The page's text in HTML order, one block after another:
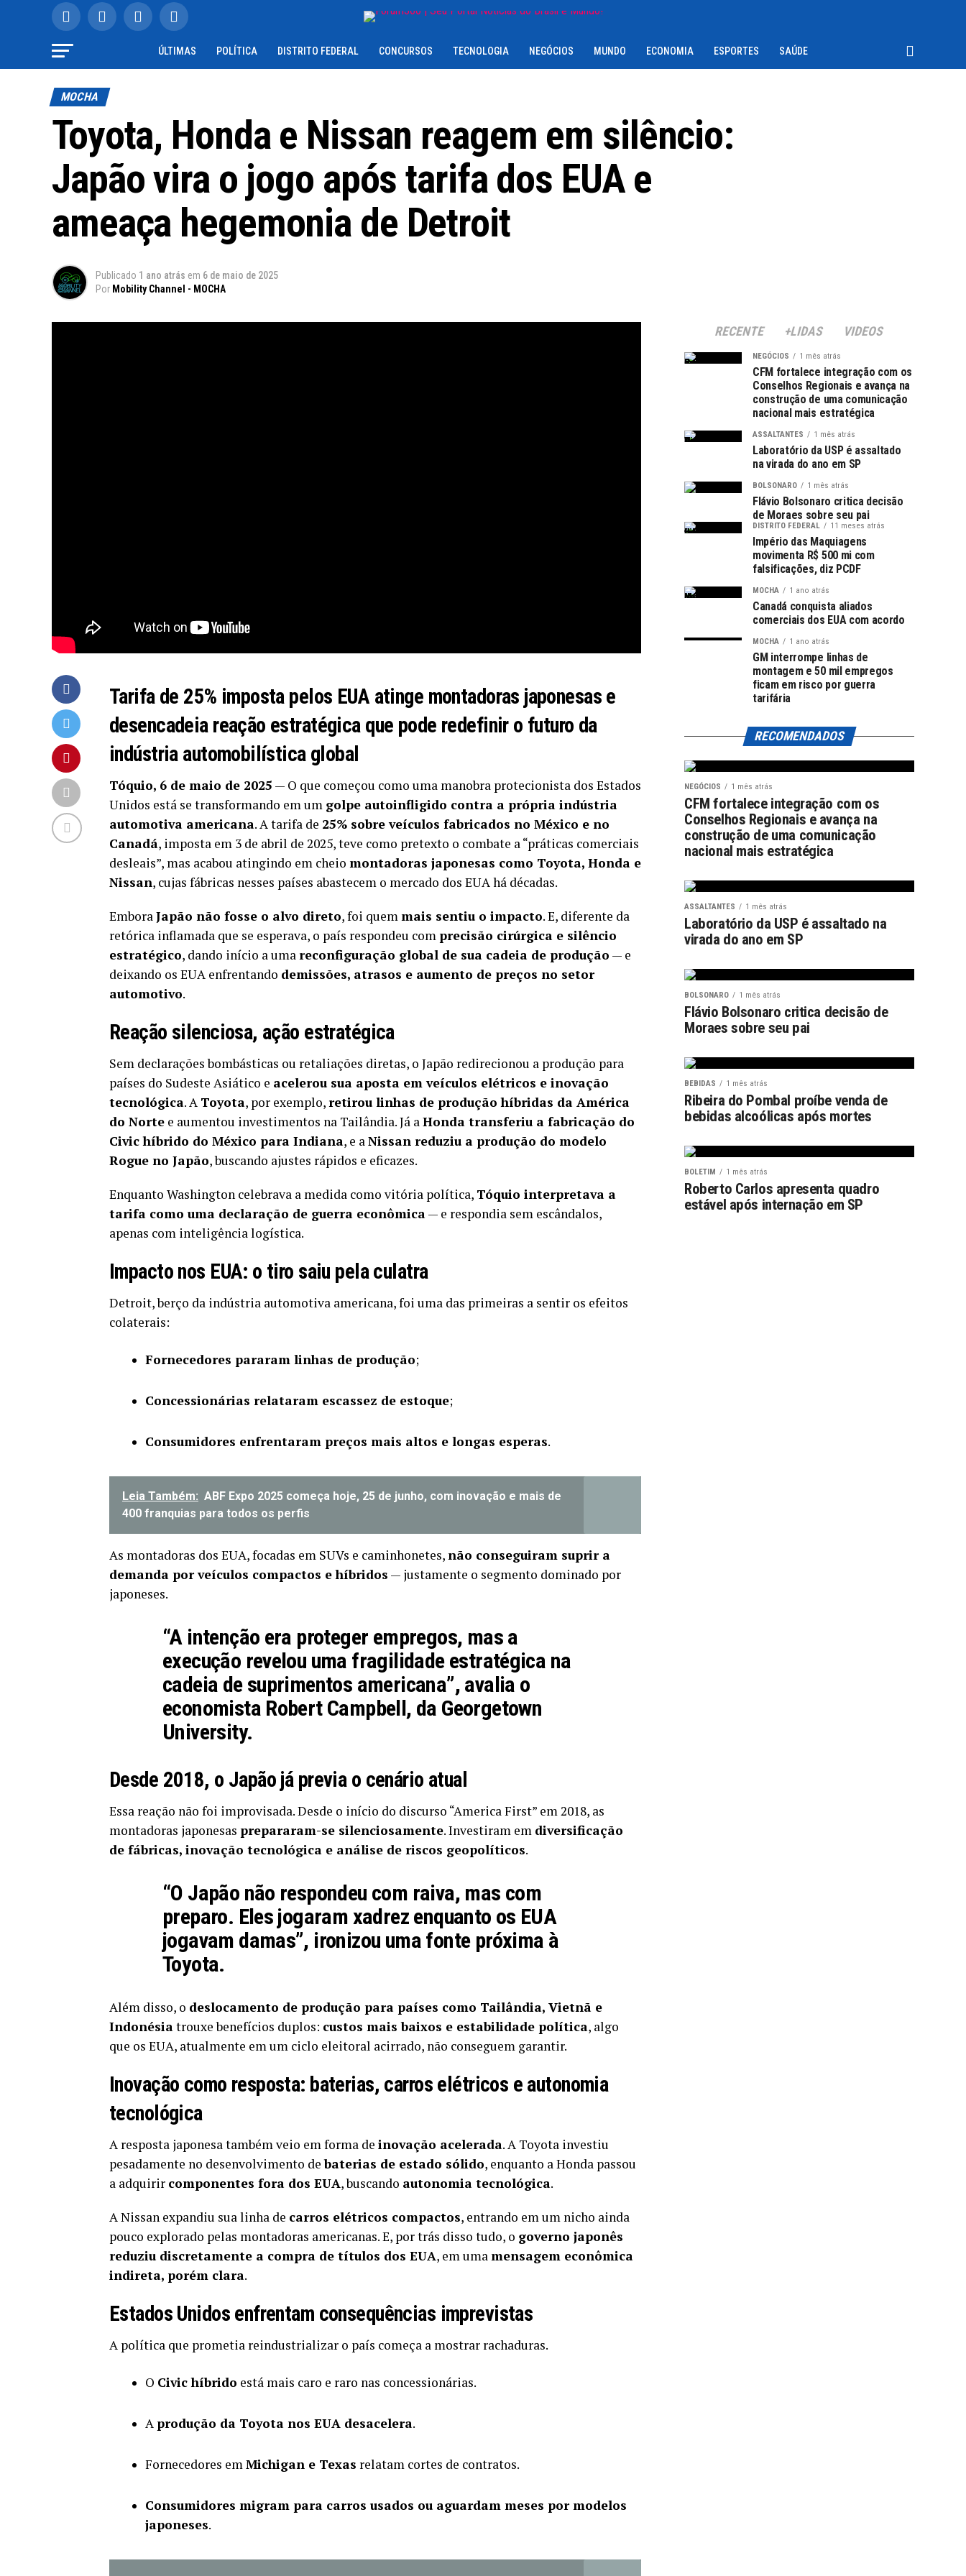
ÚLTIMAS POLÍTICA DISTRITO FEDERAL CONCURSOS TECNOLOGIA NEGÓCIOS MUNDO ECONOMIA ESPORTES SAÚDE
MOCHA
Toyota, Honda e Nissan reagem em silêncio:
Japão vira o jogo após tarifa dos EUA e
ameaça hegemonia de Detroit
Publicado 1 ano atrás em 6 de maio de 2025
Por Mobility Channel - MOCHA
Tarifa de 25% imposta pelos EUA atinge montadoras japonesas e
desencadeia reação estratégica que pode redefinir o futuro da
indústria automobilística global
Tóquio, 6 de maio de 2025 — O que começou como uma manobra protecionista dos Estados
Unidos está se transformando em um golpe autoinfligido contra a própria indústria
automotiva americana. A tarifa de 25% sobre veículos fabricados no México e no
Canadá, imposta em 3 de abril de 2025, teve como pretexto o combate a “práticas comerciais
desleais”, mas acabou atingindo em cheio montadoras japonesas como Toyota, Honda e
Nissan, cujas fábricas nesses países abastecem o mercado dos EUA há décadas.
EmboraJapão não fosse o alvo direto, foi quemmais sentiu o impacto. E, diferente da
retórica inflamada que se esperava, o país respondeu com precisão cirúrgica e silêncio
estratégico, dando início a umareconfiguração global de sua cadeia de produção — e
deixando os EUA enfrentando demissões, atrasos e aumento de preços no setor
automotivo.
Reação silenciosa, ação estratégica
Sem declarações bombásticas ou retaliações diretas, o Japão redirecionou a produção para
países do Sudeste Asiático e acelerou sua aposta em veículos elétricos e inovação
tecnológica. A Toyota, por exemplo,retirou linhas de produção híbridas da América
do Norte e aumentou investimentos na Tailândia. Já aHonda transferiu a fabricação do
Civic híbrido do México para Indiana, e aNissan reduziu a produção do modelo
Rogue no Japão, buscando ajustes rápidos e eficazes.
Enquanto Washington celebrava a medida como vitória política, Tóquio interpretava a
tarifa como uma declaração de guerra econômica— e respondia sem escândalos,
apenas com inteligência logística.
Impacto nos EUA: o tiro saiu pela culatra
Detroit, berço da indústria automotiva americana, foi uma das primeiras a sentir os efeitos
colaterais:
Fornecedores pararam linhas de produção;
Concessionárias relataram escassez de estoque;
Consumidores enfrentaram preços mais altos e longas esperas.
Leia Também: ABF Expo 2025 começa hoje, 25 de junho, com inovação e mais de
400 franquias para todos os perfis
As montadoras dos EUA, focadas em SUVs e caminhonetes,não conseguiram suprir a
demanda por veículos compactos e híbridos — justamente o segmento dominado por
japoneses.
“A intenção era proteger empregos, mas a
execução revelou uma fragilidade estratégica na
cadeia de suprimentos americana”, avalia o
economista Robert Campbell, da Georgetown
University.
Desde 2018, o Japão já previa o cenário atual
Essa reação não foi improvisada. Desde o início do discurso “America First” em 2018, as
montadoras japonesas prepararam-se silenciosamente. Investiram em diversificação
de fábricas, inovação tecnológica e análise de riscos geopolíticos.
“O Japão não respondeu com raiva, mas com
preparo. Eles jogaram xadrez enquanto os EUA
jogavam damas”, ironizou uma fonte próxima à
Toyota.
Além disso, o deslocamento de produção para países como Tailândia, Vietnã e
Indonésiatrouxe benefícios duplos: custos mais baixos e estabilidade política, algo
que os EUA, atualmente em um ciclo eleitoral acirrado, não conseguem garantir.
Inovação como resposta: baterias, carros elétricos e autonomia
tecnológica
A resposta japonesa também veio em forma de inovação acelerada. A Toyota investiu
pesadamente no desenvolvimento debaterias de estado sólido, enquanto a Honda passou
a adquirir componentes fora dos EUA, buscando autonomia tecnológica.
A Nissan expandiu sua linha de carros elétricos compactos, entrando em um nicho ainda
pouco explorado pelas montadoras americanas. E, por trás disso tudo, o governo japonês
reduziu discretamente a compra de títulos dos EUA, em umamensagem econômica
indireta, porém clara.
Estados Unidos enfrentam consequências imprevistas
A política que prometia reindustrializar o país começa a mostrar rachaduras.
O Civic híbrido está mais caro e raro nas concessionárias.
A produção da Toyota nos EUA desacelera.
Fornecedores emMichigan e Texas relatam cortes de contratos.
Consumidores migram para carros usados ou aguardam meses por modelos
japoneses.
RECENTE +LIDAS VIDEOS
NEGÓCIOS 1 mês atrás
CFM fortalece integração com os
Conselhos Regionais e avança na
construção de uma comunicação
nacional mais estratégica
ASSALTANTES 1 mês atrás
Laboratório da USP é assaltado
na virada do ano em SP
BOLSONARO 1 mês atrás
Flávio Bolsonaro critica decisão
de Moraes sobre seu pai
DISTRITO FEDERAL 11 meses atrás
Império das Maquiagens
movimenta R$ 500 mi com
falsificações, diz PCDF
MOCHA 1 ano atrás
Canadá conquista aliados
comerciais dos EUA com acordo
MOCHA 1 ano atrás
GM interrompe linhas de
montagem e 50 mil empregos
ficam em risco por guerra
tarifária
RECOMENDADOS
NEGÓCIOS 1 mês atrás
CFM fortalece integração com os
Conselhos Regionais e avança na
construção de uma comunicação
nacional mais estratégica
ASSALTANTES 1 mês atrás
Laboratório da USP é assaltado na
virada do ano em SP
BOLSONARO 1 mês atrás
Flávio Bolsonaro critica decisão de
Moraes sobre seu pai
BEBIDAS 1 mês atrás
Ribeira do Pombal proíbe venda de
bebidas alcoólicas após mortes
BOLETIM 1 mês atrás
Roberto Carlos apresenta quadro
estável após internação em SP